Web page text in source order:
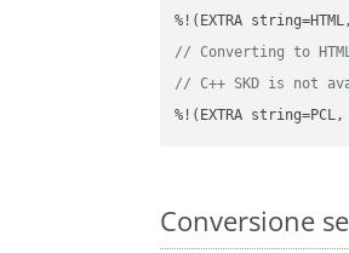
// Converting to
// C++ SKD is not
%!(EXTRA
Conversione